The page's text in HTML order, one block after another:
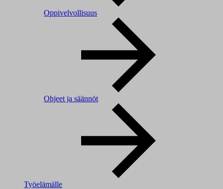
Oppivelvollisuus
Ohjeet ja säännöt
Työelämälle